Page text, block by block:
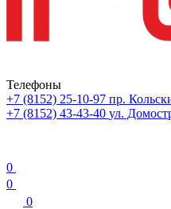
Телефоны
+7 (8152) 25-10-97 пр.
+7 (8152) 43-43-40 ул.
0
0
0